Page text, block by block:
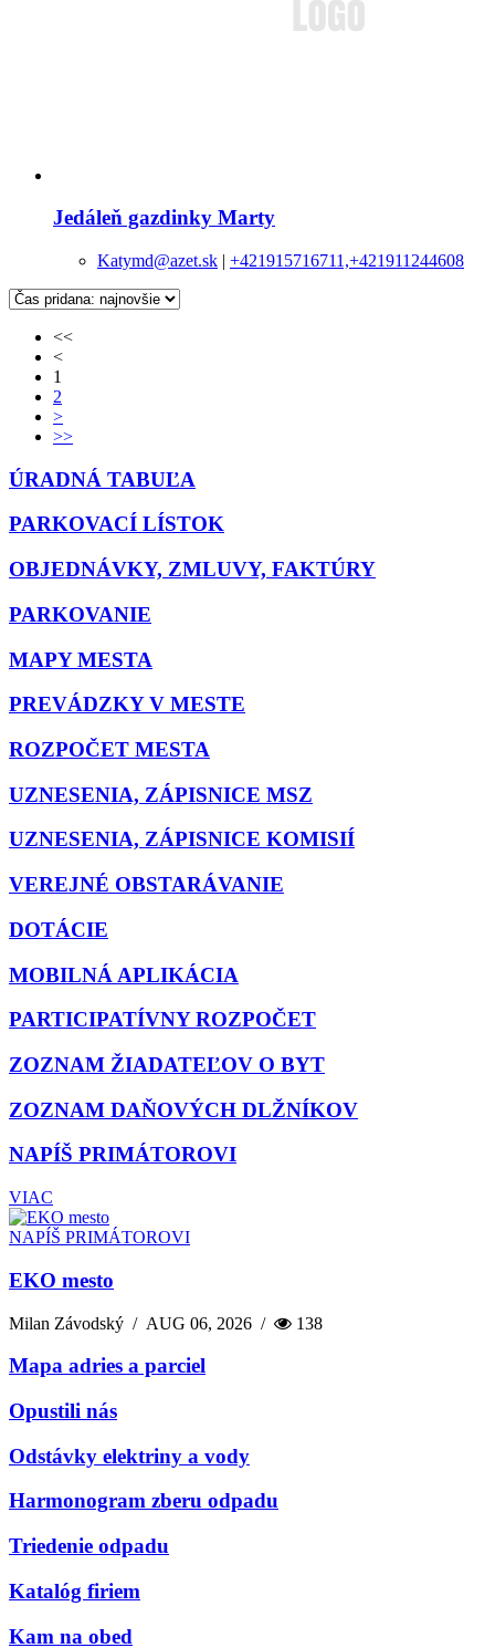
Jedáleň gazdinky Marty
Katymd@azet.sk | +421915716711,+421911244608
<<
<
1
2
>
>>
ÚRADNÁ TABUĽA
PARKOVACÍ LÍSTOK
OBJEDNÁVKY, ZMLUVY, FAKTÚRY
PARKOVANIE
MAPY MESTA
PREVÁDZKY V MESTE
ROZPOČET MESTA
UZNESENIA, ZÁPISNICE MSZ
UZNESENIA, ZÁPISNICE KOMISIÍ
VEREJNÉ OBSTARÁVANIE
DOTÁCIE
MOBILNÁ APLIKÁCIA
PARTICIPATÍVNY ROZPOČET
ZOZNAM ŽIADATEĽOV O BYT
ZOZNAM DAŇOVÝCH DLŽNÍKOV
NAPÍŠ PRIMÁTOROVI
VIAC
NAPÍŠ PRIMÁTOROVI
EKO mesto
Milan Závodský /AUG 06, 2026 / 138
Mapa adries a parciel
Opustili nás
Odstávky elektriny a vody
Harmonogram zberu odpadu
Triedenie odpadu
Katalóg firiem
Kam na obed